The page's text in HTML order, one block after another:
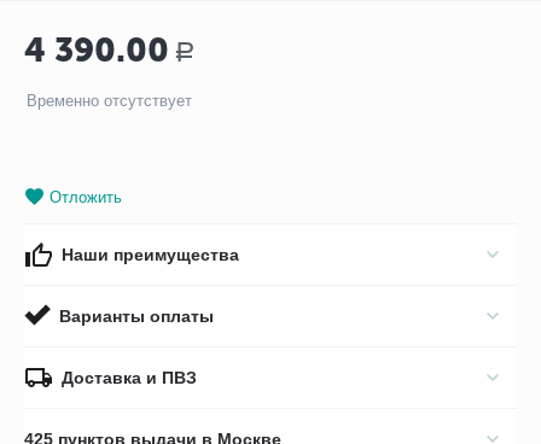
4 390.00 Р
Временно отсутствует
Отложить
Наши преимущества
Варианты оплаты
Доставка и ПВЗ
425 пунктов выдачи в Москве